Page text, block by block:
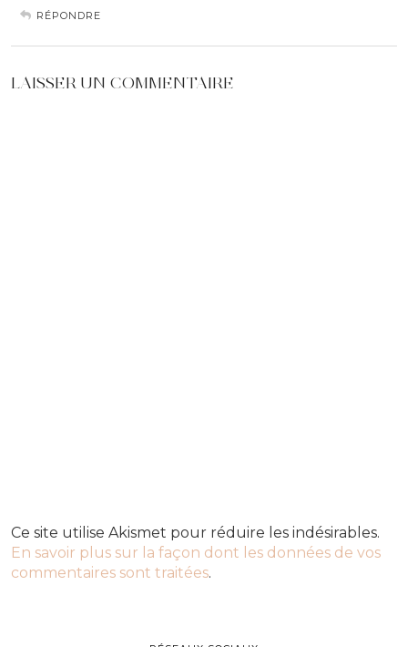
RÉPONDRE
LAISSER UN COMMENTAIRE
Ce site utilise Akismet pour réduire les indésirables.
En savoir plus sur la façon dont les données de vos
commentaires sont traitées.